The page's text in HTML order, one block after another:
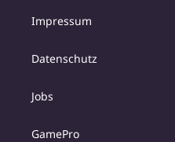
Impressum
Datenschutz
Jobs
GamePro